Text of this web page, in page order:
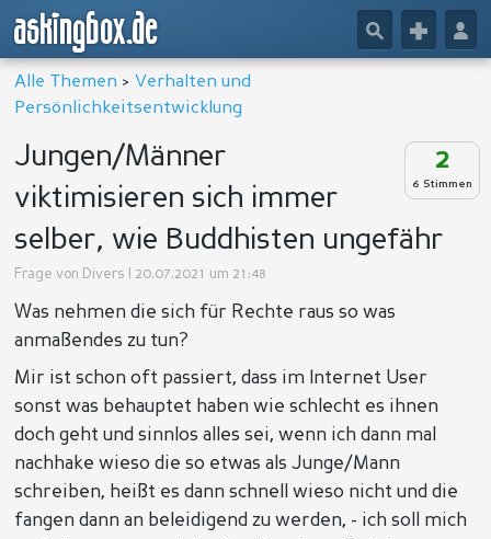
askingbox.de 👤
+
🔎
Alle Themen > Verhalten und
Persönlichkeitsentwicklung
2
6 Stimmen
Jungen/Männer
viktimisieren sich immer
selber, wie Buddhisten ungefähr
Frage von Divers | 20.07.2021 um 21:48
Was nehmen die sich für Rechte raus so was
anmaßendes zu tun?
Mir ist schon oft passiert, dass im Internet User
sonst was behauptet haben wie schlecht es ihnen
doch geht und sinnlos alles sei, wenn ich dann mal
nachhake wieso die so etwas als Junge/Mann
schreiben, heißt es dann schnell wieso nicht und die
fangen dann an beleidigend zu werden, - ich soll mich